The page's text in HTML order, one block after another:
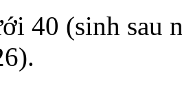
40 (sinh sau